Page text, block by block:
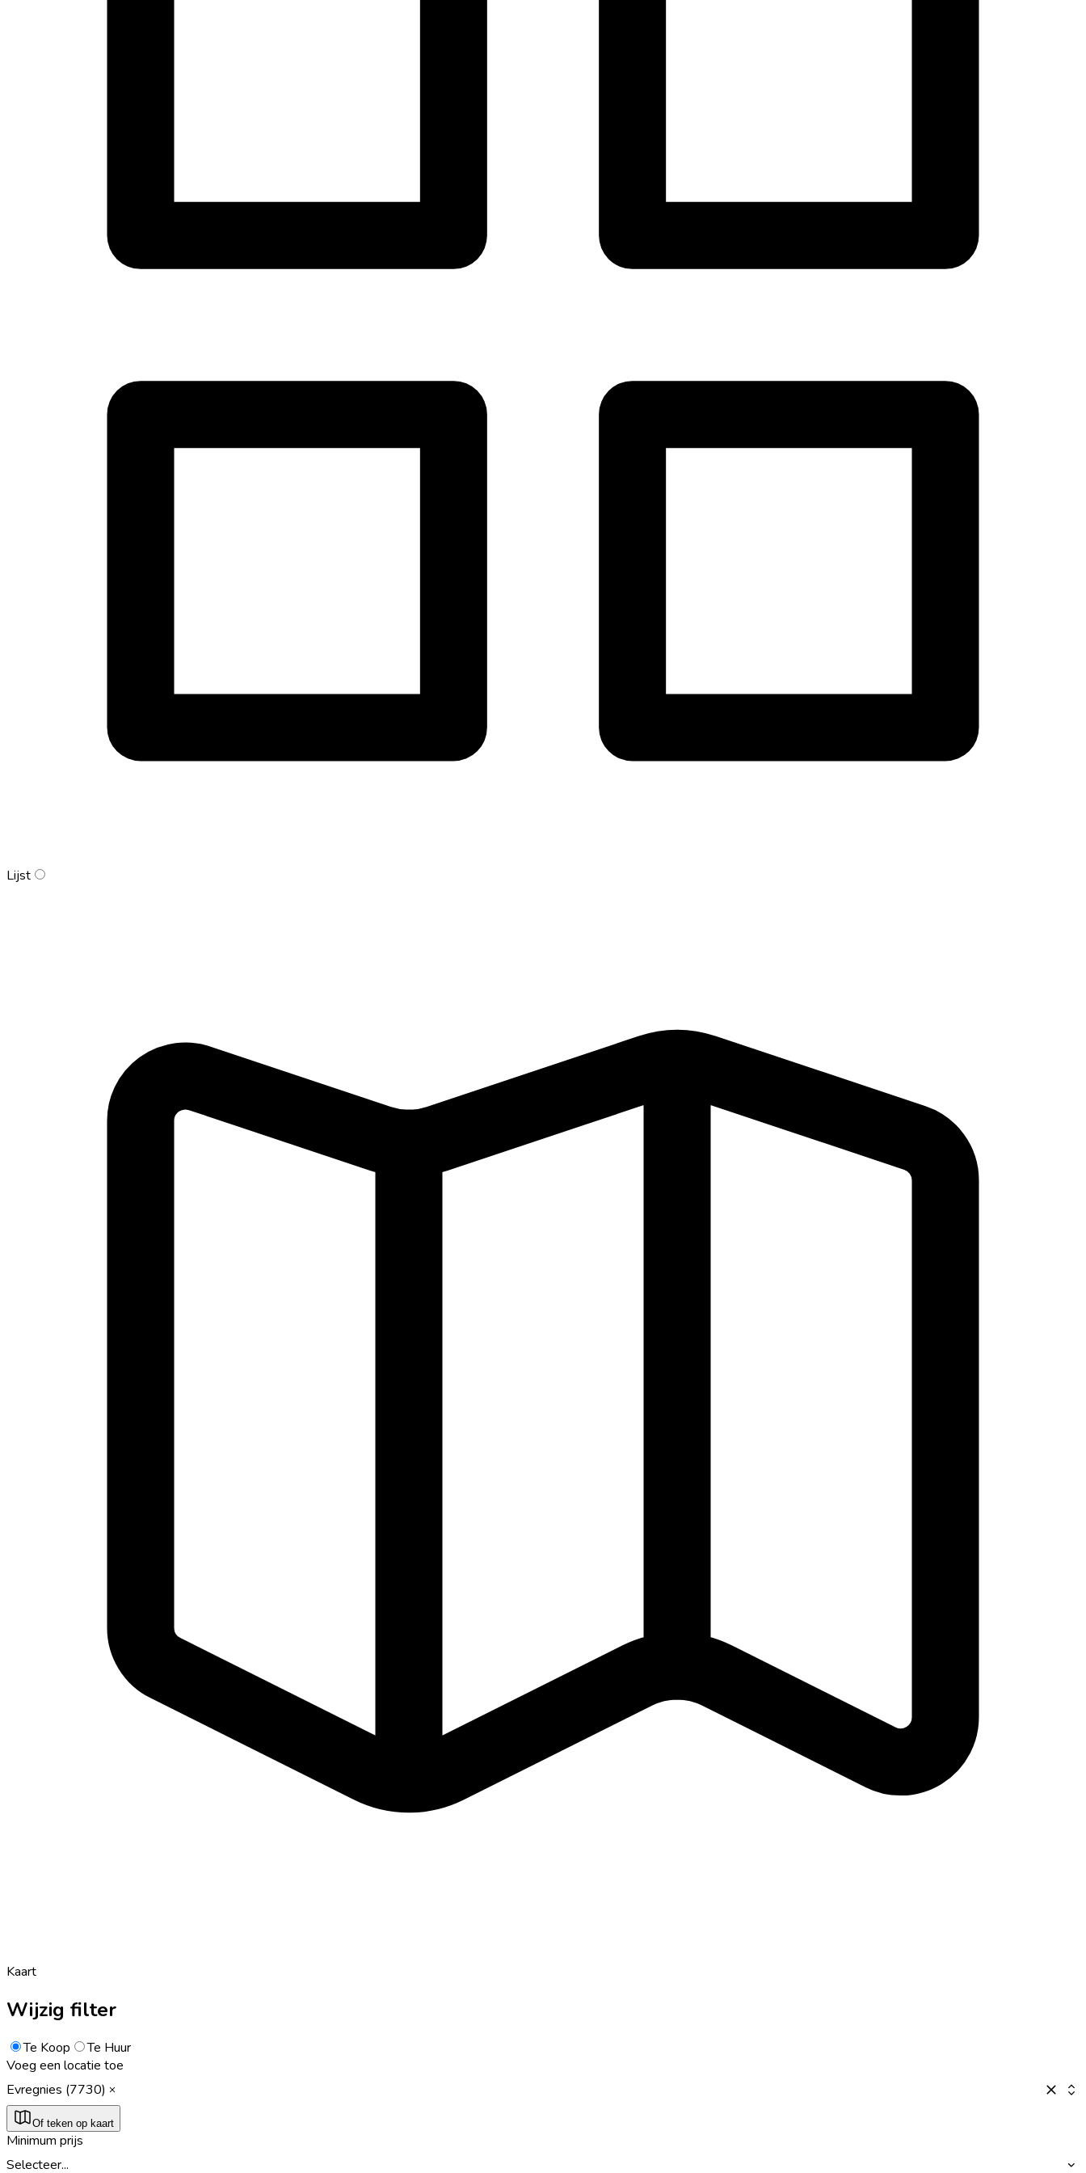
Lijst
Kaart
Wijzig filter
Te Koop
Te Huur
Voeg een locatie toe
Evregnies (7730)
Of teken op kaart
Minimum prijs
Selecteer...